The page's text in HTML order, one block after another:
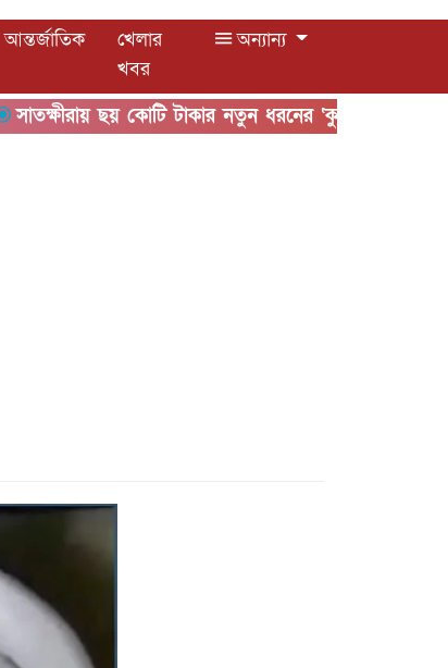
আন্তর্জাতিক
খেলার
খবর
অন্যান্য
ছয় কোটি টাকার নতুন ধরনের ‘কুশ’ মাদকসহ আটক ১